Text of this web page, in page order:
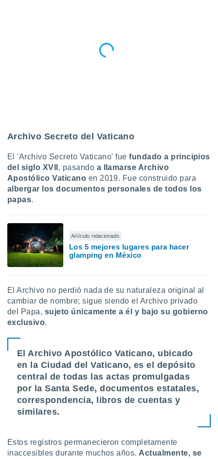
Archivo Secreto del Vaticano
El 'Archivo Secreto Vaticano' fuefundado a principios
del siglo XVII , pasando a llamarse Archivo
Apostólico Vaticano en 2019. Fue construido para
albergar los documentos personales de todos los
papas.
Artículo relacionado
Los 5 mejores lugares para hacer
glamping en México
El Archivo no perdió nada de su naturaleza original al
cambiar de nombre; sigue siendo el Archivo privado
del Papa, sujeto únicamente a él y bajo su gobierno
exclusivo.
El Archivo Apostólico Vaticano, ubicado
en la Ciudad del Vaticano, es el depósito
central de todas las actas promulgadas
por la Santa Sede, documentos estatales,
correspondencia, libros de cuentas y
similares.
Estos registros permanecieron completamente
inaccesibles durante muchos años. Actualmente, se